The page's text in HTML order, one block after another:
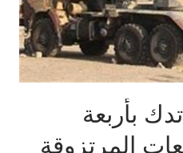
بأربعة
المرتزوقة